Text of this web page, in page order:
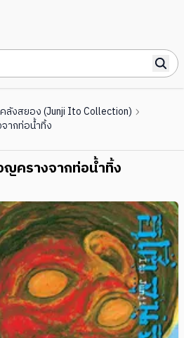
คลังสยอง (Junji Ito Collection)
ากท่อน้ำทิ้ง
ครางจากท่อน้ำทิ้ง